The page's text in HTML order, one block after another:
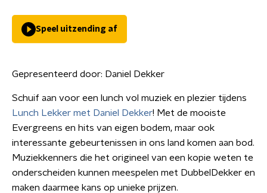
Speel uitzending af
Gepresenteerd door: Daniel Dekker
Schuif aan voor een lunch vol muziek en plezier tijdens
Lunch Lekker met Daniel Dekker! Met de mooiste
Evergreens en hits van eigen bodem, maar ook
interessante gebeurtenissen in ons land komen aan bod.
Muziekkenners die het origineel van een kopie weten te
onderscheiden kunnen meespelen met DubbelDekker en
maken daarmee kans op unieke prijzen.